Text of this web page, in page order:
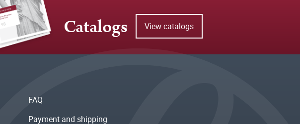
Catalogs View catalogs
FAQ
Payment and shipping